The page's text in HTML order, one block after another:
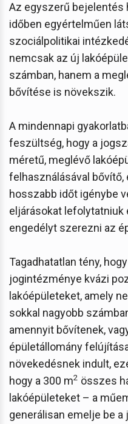
Az egyszerű bejelentés
időben egyértelműen
szociálpolitikai
nemcsak az új
számban, hanem a
bővítése is növekszik.
A mindennapi
feszültség, hogy a
méretű, meglévő
felhasználásával
hosszabb időt igénybe
eljárásokat lefolytatniuk
engedélyt szerezni az
Tagadhatatlan tény,
jogintézménye kvázi
lakóépületeket, amely
sokkal nagyobb
amennyit bővítenek,
épületállomány
növekedésnek indult,
hogy a 300 m2 összes
lakóépületeket – a
generálisan emelje be